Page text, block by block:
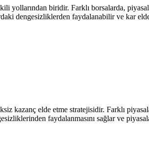
yollarından biridir. Farklı borsalarda,
dengesizliklerden faydalanabilir ve kar
kazanç elde etme stratejisidir. Farklı
faydalanmasını sağlar ve